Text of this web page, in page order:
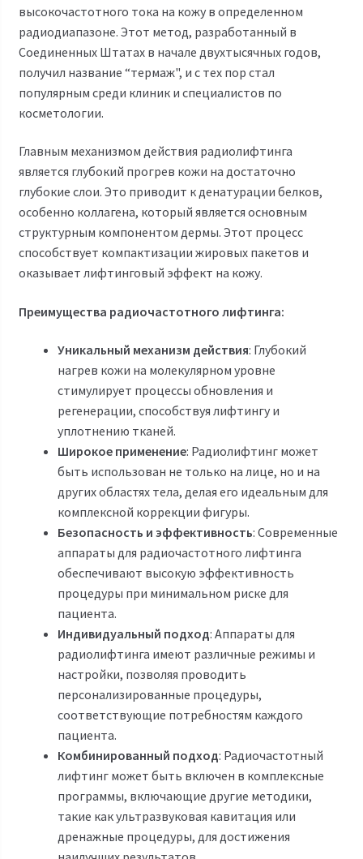
высокочастотного тока на кожу в определенном
радиодиапазоне. Этот метод, разработанный в
Соединенных Штатах в начале двухтысячных годов,
получил название “термаж", и с тех пор стал
популярным среди клиник и специалистов по
косметологии.
Главным механизмом действия радиолифтинга
является глубокий прогрев кожи на достаточно
глубокие слои. Это приводит к денатурации белков,
особенно коллагена, который является основным
структурным компонентом дермы. Этот процесс
способствует компактизации жировых пакетов и
оказывает лифтинговый эффект на кожу.
Преимущества радиочастотного лифтинга:
Уникальный механизм действия: Глубокий
нагрев кожи на молекулярном уровне
стимулирует процессы обновления и
регенерации, способствуя лифтингу и
уплотнению тканей.
Широкое применение: Радиолифтинг может
быть использован не только на лице, но и на
других областях тела, делая его идеальным для
комплексной коррекции фигуры.
Безопасность и эффективность: Современные
аппараты для радиочастотного лифтинга
обеспечивают высокую эффективность
процедуры при минимальном риске для
пациента.
Индивидуальный подход: Аппараты для
радиолифтинга имеют различные режимы и
настройки, позволяя проводить
персонализированные процедуры,
соответствующие потребностям каждого
пациента.
Комбинированный подход: Радиочастотный
лифтинг может быть включен в комплексные
программы, включающие другие методики,
такие как ультразвуковая кавитация или
дренажные процедуры, для достижения